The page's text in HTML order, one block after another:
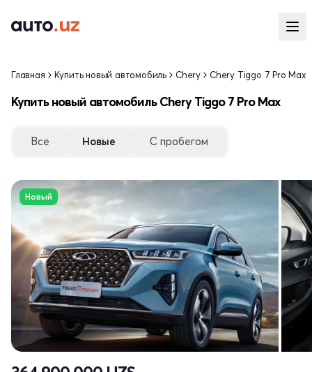
Главная Купить новый автомобиль Chery Chery Tiggo 7 Pro Max
Купить новый автомобиль Chery Tiggo 7 Pro Max
Все Новые С пробегом
Новый